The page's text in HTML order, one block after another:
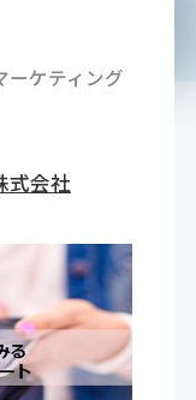
ーケティング
式会社